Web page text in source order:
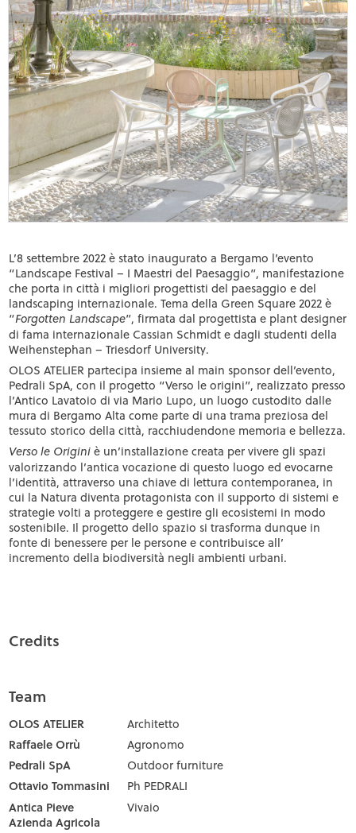
L’8 settembre 2022 è stato inaugurato a Bergamo l’evento
“Landscape Festival – I Maestri del Paesaggio”, manifestazione
che porta in città i migliori progettisti del paesaggio e del
landscaping internazionale. Tema della Green Square 2022 è
“Forgotten Landscape”, firmata dal progettista e plant designer
di fama internazionale Cassian Schmidte dagli studenti della
Weihenstephan – Triesdorf University.
OLOS ATELIER partecipa insieme al main sponsor dell’evento,
Pedrali SpA, con il progetto “Verso le origini”, realizzato presso
l’Antico Lavatoio di via Mario Lupo, un luogo custodito dalle
mura di Bergamo Alta come parte di una trama preziosa del
tessuto storico della città, racchiudendone memoria e bellezza.
Verso le Originiè un’installazione creata per vivere gli spazi
valorizzando l’antica vocazione di questo luogo ed evocarne
l’identità, attraverso una chiave di lettura contemporanea, in
cui la Natura diventa protagonista con il supporto di sistemi e
strategie volti a proteggere e gestire gli ecosistemi in modo
sostenibile. Il progetto dello spazio si trasforma dunque in
fonte di benessere per le persone e contribuisce all’
incremento della biodiversità negli ambienti urbani.
Credits
Team
OLOS ATELIER
Architetto
Raffaele Orrù
Agronomo
Pedrali SpA
Outdoor furniture
Ottavio Tommasini
Ph PEDRALI
Antica Pieve
Azienda Agricola
Vivaio